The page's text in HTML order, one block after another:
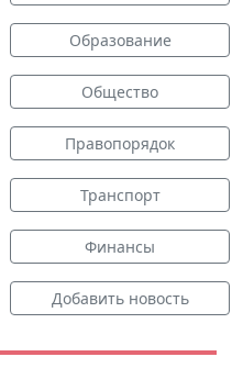
Образование
Общество
Правопорядок
Транспорт
Финансы
Добавить новость